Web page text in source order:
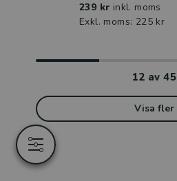
239 kr inkl. moms
Exkl. moms: 225 kr
12 av45
Visa fler